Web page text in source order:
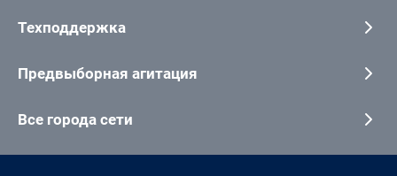
Техподдержка
Предвыборная агитация
Все города сети